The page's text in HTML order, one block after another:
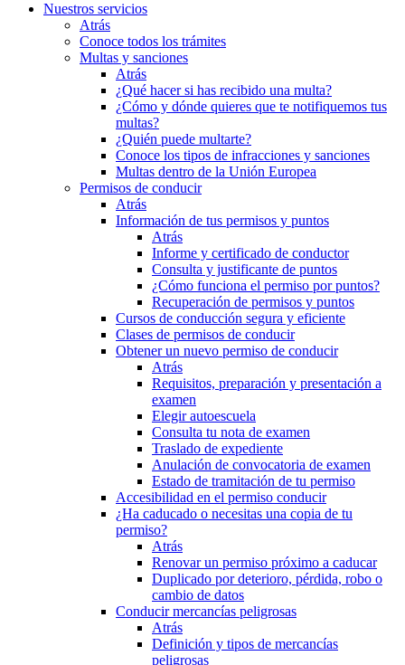
Nuestros servicios
Atrás
Conoce todos los trámites
Multas y sanciones
Atrás
¿Qué hacer si has recibido una multa?
¿Cómo y dónde quieres que te notifiquemos tus
multas?
¿Quién puede multarte?
Conoce los tipos de infracciones y sanciones
Multas dentro de la Unión Europea
Permisos de conducir
Atrás
Información de tus permisos y puntos
Atrás
Informe y certificado de conductor
Consulta y justificante de puntos
¿Cómo funciona el permiso por puntos?
Recuperación de permisos y puntos
Cursos de conducción segura y eficiente
Clases de permisos de conducir
Obtener un nuevo permiso de conducir
Atrás
Requisitos, preparación y presentación a
examen
Elegir autoescuela
Consulta tu nota de examen
Traslado de expediente
Anulación de convocatoria de examen
Estado de tramitación de tu permiso
Accesibilidad en el permiso conducir
¿Ha caducado o necesitas una copia de tu
permiso?
Atrás
Renovar un permiso próximo a caducar
Duplicado por deterioro, pérdida, robo o
cambio de datos
Conducir mercancías peligrosas
Atrás
Definición y tipos de mercancías
peligrosas